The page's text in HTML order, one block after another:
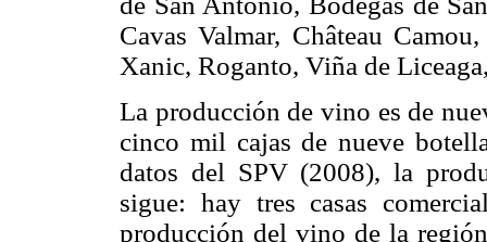
Cavas Valmar, Château
Xanic, Roganto, Viña de
La producción de vino es de
cinco mil cajas de nueve
datos del SPV (2008), la
sigue: hay tres casas
producción del vino de la